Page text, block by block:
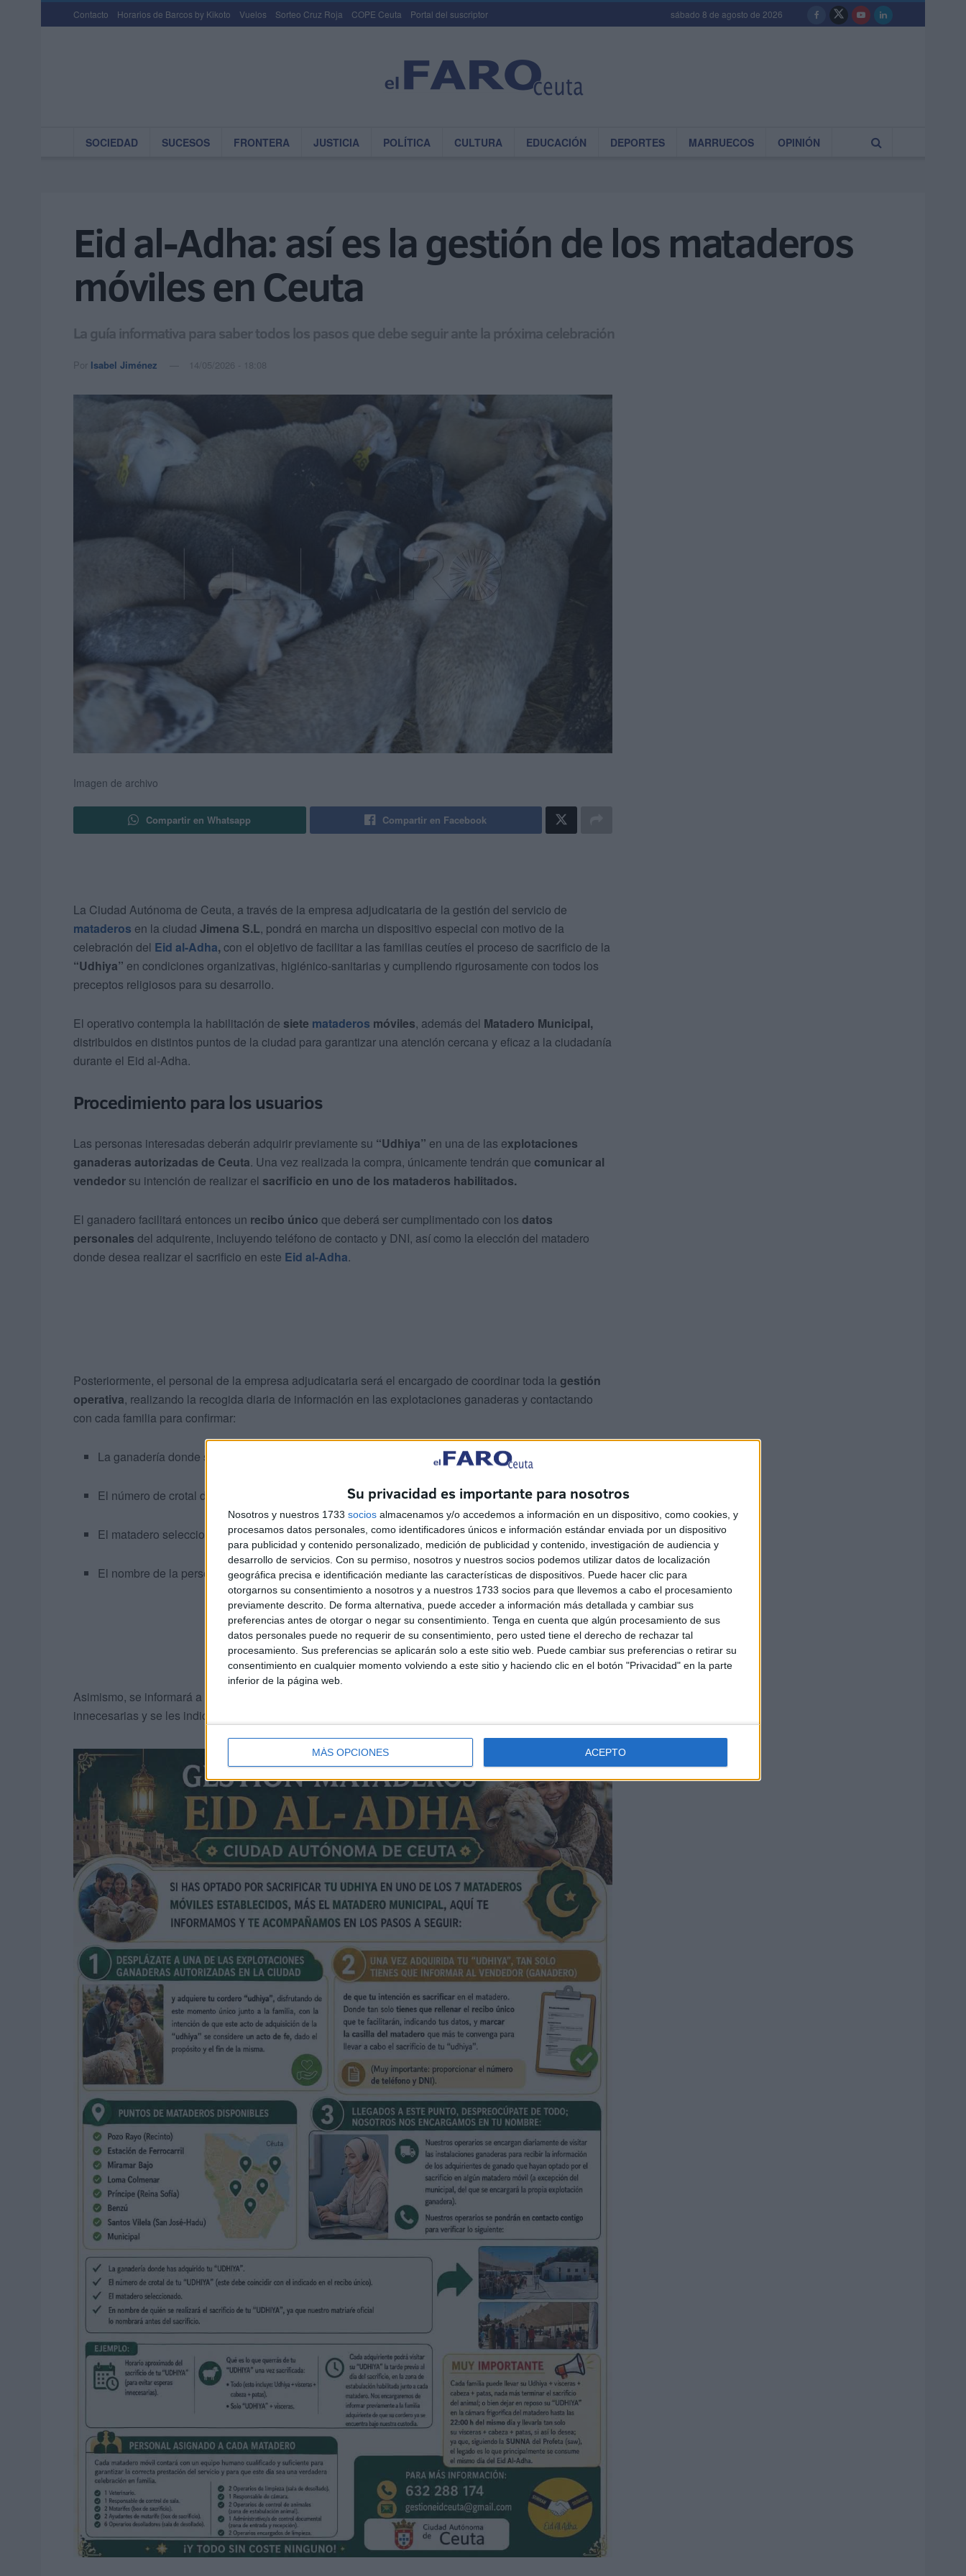
Su privacidad es importante para nosotros
Nosotros y nuestros 1733 socios almacenamos y/o accedemos a información en un dispositivo, como cookies, y
procesamos datos personales, como identificadores únicos e información estándar enviada por un dispositivo
para publicidad y contenido personalizado, medición de publicidad y contenido, investigación de audiencia y
desarrollo de servicios. Con su permiso, nosotros y nuestros socios podemos utilizar datos de localización
geográfica precisa e identificación mediante las características de dispositivos. Puede hacer clic para
otorgarnos su consentimiento a nosotros y a nuestros 1733 socios para que llevemos a cabo el procesamiento
previamente descrito. De forma alternativa, puede acceder a información más detallada y cambiar sus
preferencias antes de otorgar o negar su consentimiento. Tenga en cuenta que algún procesamiento de sus
datos personales puede no requerir de su consentimiento, pero usted tiene el derecho de rechazar tal
procesamiento. Sus preferencias se aplicarán solo a este sitio web. Puede cambiar sus preferencias o retirar su
consentimiento en cualquier momento volviendo a este sitio y haciendo clic en el botón "Privacidad" en la parte
inferior de la página web.
MÁS OPCIONES ACEPTO
Contacto Horarios de Barcos by Kikoto Vuelos Sorteo Cruz Roja COPE Ceuta Portal del suscriptor sábado 8 de agosto de 2026
SOCIEDAD SUCESOS FRONTERA JUSTICIA POLÍTICA CULTURA EDUCACIÓN DEPORTES MARRUECOS OPINIÓN
Eid al-Adha: así es la gestión de los mataderos
móviles en Ceuta
La guía informativa para saber todos los pasos que debe seguir ante la próxima celebración
Por Isabel Jiménez 14/05/2026 - 18:08
Imagen de archivo
Compartir en Whatsapp Compartir en Facebook
La Ciudad Autónoma de Ceuta, a través de la empresa adjudicataria de la gestión del servicio de
mataderos en la ciudad Jimena S.L, pondrá en marcha un dispositivo especial con motivo de la
celebración del Eid al-Adha, con el objetivo de facilitar a las familias ceutíes el proceso de sacrificio de la
“Udhiya” en condiciones organizativas, higiénico-sanitarias y cumpliendo rigurosamente con todos los
preceptos religiosos para su desarrollo.
El operativo contempla la habilitación de siete mataderos móviles, además del Matadero Municipal,
distribuidos en distintos puntos de la ciudad para garantizar una atención cercana y eficaz a la ciudadanía
durante el Eid al-Adha.
Procedimiento para los usuarios
Las personas interesadas deberán adquirir previamente su “Udhiya” en una de las explotaciones
ganaderas autorizadas de Ceuta. Una vez realizada la compra, únicamente tendrán que comunicar al
vendedor su intención de realizar el sacrificio en uno de los mataderos habilitados.
El ganadero facilitará entonces un recibo único que deberá ser cumplimentado con los datos
personales del adquirente, incluyendo teléfono de contacto y DNI, así como la elección del matadero
donde desea realizar el sacrificio en este Eid al-Adha.
Posteriormente, el personal de la empresa adjudicataria será el encargado de coordinar toda la gestión
operativa, realizando la recogida diaria de información en las explotaciones ganaderas y contactando
con cada familia para confirmar:
La ganadería donde se adquirió la
El número de crotal del animal.
El matadero seleccionado.
El nombre de la persona en cuyo nombre se realizará el sacrificio.
Asimismo, se informará a las familias del
innecesarias y se les indicará cuándo podrán recoger su “Udhiya”.